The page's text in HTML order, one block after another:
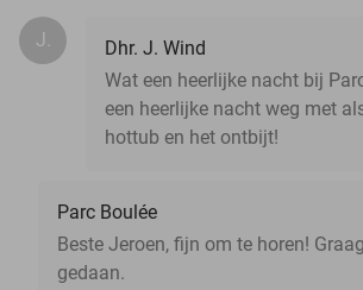
J.
Dhr. J. Wind
Wat een heerlijke nacht bij
een heerlijke nacht weg met
hottub en het ontbijt!
Parc Boulée
Beste Jeroen, fijn om te horen! Graag
gedaan.